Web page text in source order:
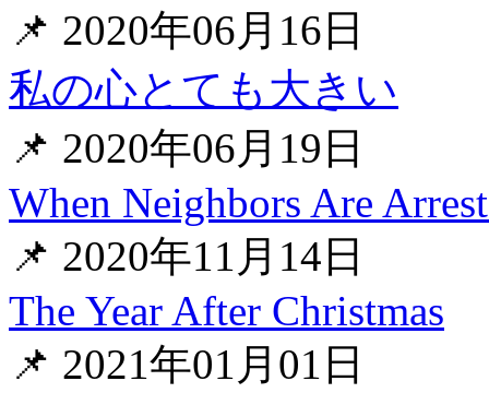
📌 2020年06月16日
私の心とても大きい
📌 2020年06月19日
When Neighbors Are
📌 2020年11月14日
The Year After Christmas
📌 2021年01月01日